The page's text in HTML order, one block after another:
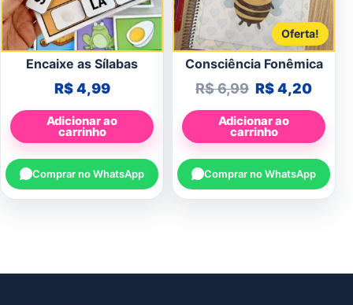
Encaixe as Sílabas
R$4,99
Adicionar ao
carrinho
Comprar no WhatsApp
Oferta!
Consciência Fonêmica
R$6,99 O preço
R$4,20O
Adicionar ao
carrinho
Comprar no WhatsApp